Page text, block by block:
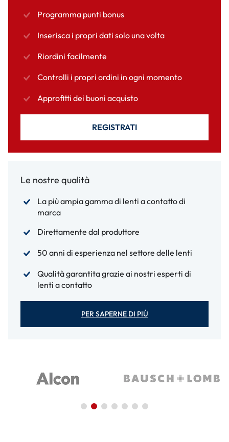
Programma punti bonus
Inserisca i propri dati solo una volta
Riordini facilmente
Controlli i propri ordini in ogni momento
Approfitti dei buoni acquisto
REGISTRATI
Le nostre qualità
La più ampia gamma di lenti a contatto di
marca
Direttamente dal produttore
50 anni di esperienza nel settore delle lenti
Qualità garantita grazie ai nostri esperti di
lenti a contatto
PER SAPERNE DI PIÙ